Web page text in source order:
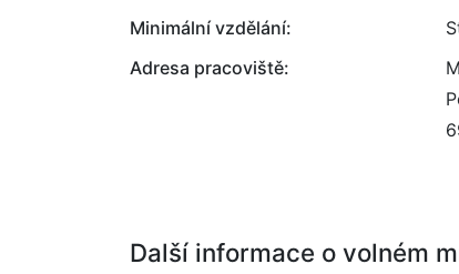
Minimální vzdělání:
Adresa pracoviště:
Další informace o volném